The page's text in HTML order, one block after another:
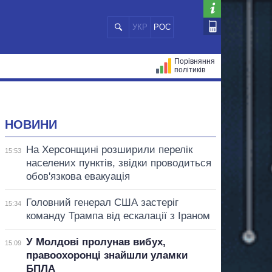
УКР РОС
Порівняння
політиків
НОВИНИ
15:53
На Херсонщині розширили перелік
населених пунктів, звідки проводиться
обов'язкова евакуація
15:34
Головний генерал США застеріг
команду Трампа від ескалації з Іраном
15:09
У Молдові пролунав вибух,
правоохоронці знайшли уламки
БПЛА